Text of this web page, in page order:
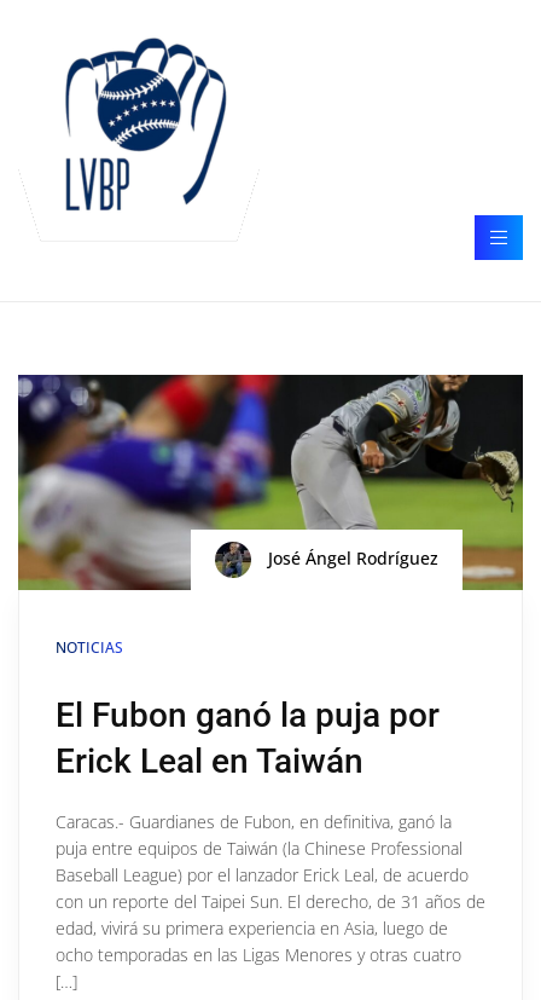
José Ángel Rodríguez
NOTICIAS
El Fubon ganó la puja por
Erick Leal en Taiwán
Caracas.- Guardianes de Fubon, en definitiva, ganó la
puja entre equipos de Taiwán (la Chinese Professional
Baseball League) por el lanzador Erick Leal, de acuerdo
con un reporte del Taipei Sun. El derecho, de 31 años de
edad, vivirá su primera experiencia en Asia, luego de
ocho temporadas en las Ligas Menores y otras cuatro
[…]